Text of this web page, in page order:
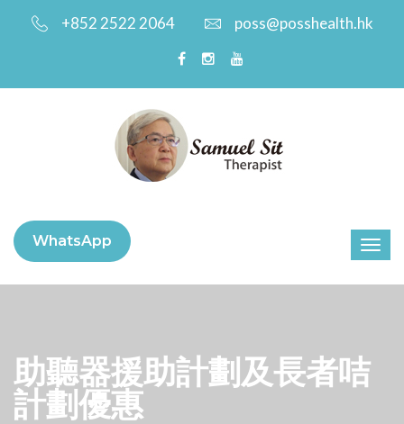
+852 2522 2064 poss@posshealth.hk
WhatsApp
助聽器援助計劃及長者咭
計劃優惠